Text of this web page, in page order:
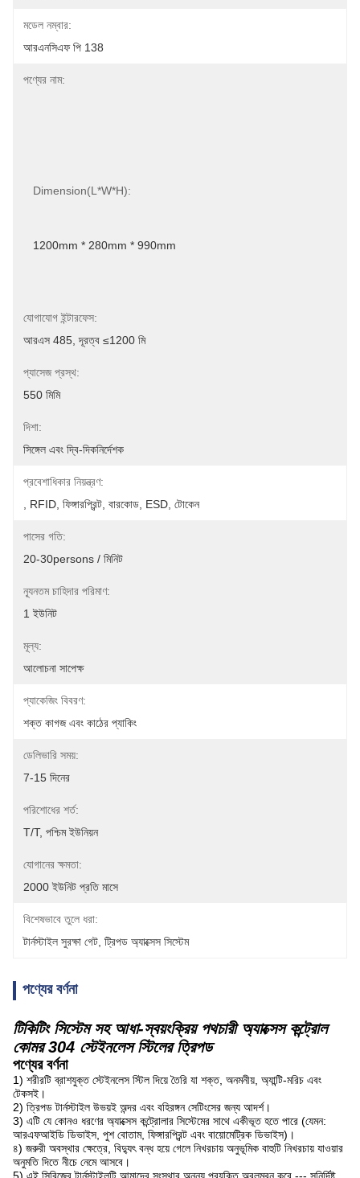
মডেল নম্বার:
আরএনসিএফ পি 138
পণ্যের নাম:
Dimension(L*W*H):
1200mm * 280mm * 990mm
যোগাযোগ ইন্টারফেস:
আরএস 485, দূরত্ব ≤1200 মি
প্যাসেজ প্রস্থ:
550 মিমি
দিশা:
সিঙ্গেল এবং দ্বি-দিকনির্দেশক
প্রবেশাধিকার নিয়ন্ত্রণ:
, RFID, ফিঙ্গারপ্রিন্ট, বারকোড, ESD, টোকেন
পাসের গতি:
20-30persons / মিনিট
ন্যূনতম চাহিদার পরিমাণ:
1 ইউনিট
মূল্য:
আলোচনা সাপেক্ষ
প্যাকেজিং বিবরণ:
শক্ত কাগজ এবং কাঠের প্যাকিং
ডেলিভারি সময়:
7-15 দিনের
পরিশোধের শর্ত:
T/T, পশ্চিম ইউনিয়ন
যোগানের ক্ষমতা:
2000 ইউনিট প্রতি মাসে
বিশেষভাবে তুলে ধরা:
টার্নস্টাইল সুরক্ষা গেট ট্রিপড অ্যাক্সেস সিস্টেম
পণ্যের বর্ণনা
টিকিটিং সিস্টেম সহ আধা-স্বয়ংক্রিয় পথচারী অ্যাক্সেস কন্ট্রোল
কোমর 304 স্টেইনলেস স্টিলের ত্রিপড
পণ্যের বর্ণনা
1) শরীরটি ব্রাশযুক্ত স্টেইনলেস স্টিল দিয়ে তৈরি যা শক্ত, অনমনীয়, অ্যান্টি-মরিচ এবং
টেকসই।
2) ত্রিপড টার্নস্টাইল উভয়ই অন্দর এবং বহিরঙ্গন সেটিংসের জন্য আদর্শ।
3) এটি যে কোনও ধরণের অ্যাক্সেস কন্ট্রোলার সিস্টেমের সাথে একীভূত হতে পারে (যেমন:
আরএফআইডি ডিভাইস, পুশ বোতাম, ফিঙ্গারপ্রিন্ট এবং বায়োমেট্রিক ডিভাইস)।
৪) জরুরী অবস্থার ক্ষেত্রে, বিদ্যুৎ বন্ধ হয়ে গেলে নিখরচায় অনুভূমিক বাহুটি নিখরচায় যাওয়ার
অনুমতি দিতে নীচে নেমে আসবে।